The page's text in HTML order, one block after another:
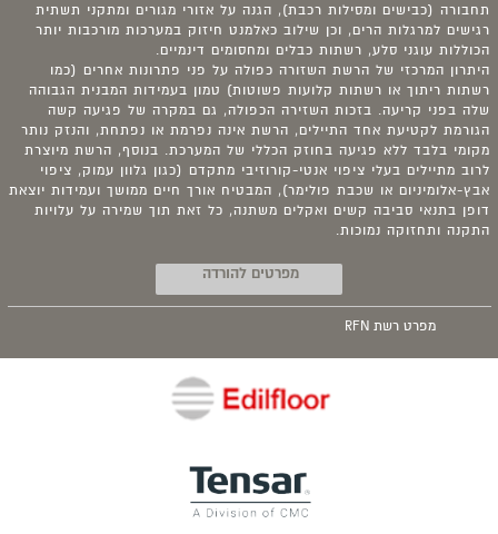
תחבורה (כבישים ומסילות רכבת), הגנה על אזורי מגורים ומתקני תשתית
רגישים למרגלות הרים, וכן שילוב כאלמנט חיזוק במערכות מורכבות יותר
הכוללות עוגני סלע, רשתות כבלים ומחסומים דינמיים.
היתרון המרכזי של הרשת השזורה כפולה על פני פתרונות אחרים (כמו
רשתות ריתוך או רשתות קלועות פשוטות) טמון בעמידות המבנית הגבוהה
שלה בפני קריעה. בזכות השזירה הכפולה, גם במקרה של פגיעה קשה
הגורמת לקטיעת אחד התיילים, הרשת אינה נפרמת או נפתחת, והנזק נותר
מקומי בלבד ללא פגיעה בחוזק הכללי של המערכת. בנוסף, הרשת מיוצרת
לרוב מתיילים בעלי ציפוי אנטי-קורוזיבי מתקדם (כגון גלוון עמוק, ציפוי
אבץ-אלומיניום או שכבת פולימר), המבטיח אורך חיים ממושך ועמידות יוצאת
דופן בתנאי סביבה קשים ואקלים משתנה, כל זאת תוך שמירה על עלויות
התקנה ותחזוקה נמוכות.
מפרט רשת RFN
מפרטים להורדה